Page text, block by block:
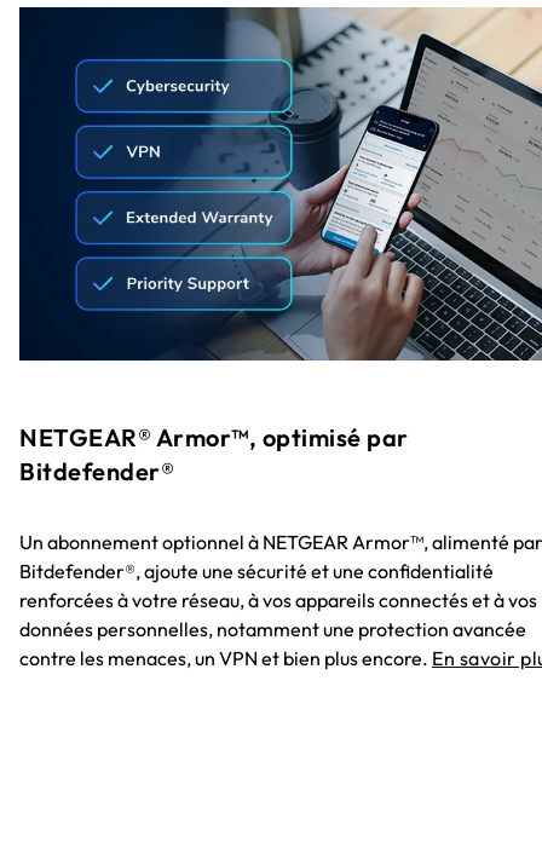
NETGEAR® Armor™, optimisé par
Bitdefender®
Un abonnement optionnel à NETGEAR Armor™, alimenté par
Bitdefender®, ajoute une sécurité et une confidentialité
renforcées à votre réseau, à vos appareils connectés et à vos
données personnelles, notamment une protection avancée
contre les menaces, un VPN et bien plus encore. En savoir